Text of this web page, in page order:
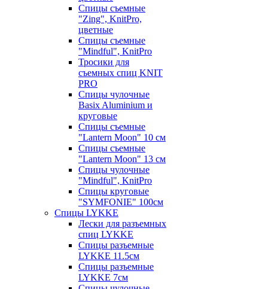
Спицы съемные
"Zing", KnitPro,
цветные
Спицы съемные
"Mindful", KnitPro
Тросики для
съемных спиц KNIT
PRO
Спицы чулочные
Basix Aluminium и
круговые
Спицы съемные
"Lantern Moon" 10 см
Спицы съемные
"Lantern Moon" 13 см
Спицы чулочные
"Mindful", KnitPro
Спицы круговые
"SYMFONIE" 100см
Спицы LYKKE
Лески для разъемных
спиц LYKKE
Спицы разъемные
LYKKE 11.5см
Спицы разъемные
LYKKE 7см